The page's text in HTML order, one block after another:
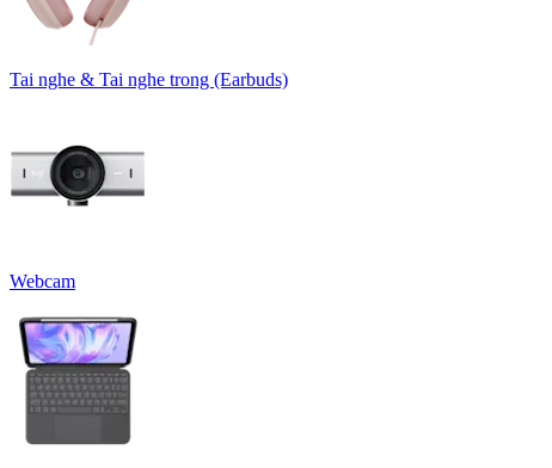
Tai nghe & Tai nghe trong (Earbuds)
Webcam